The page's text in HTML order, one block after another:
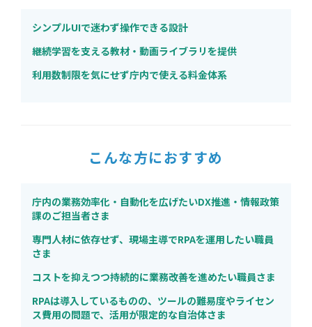
シンプルUIで迷わず操作できる設計
継続学習を支える教材・動画ライブラリを提供
利用数制限を気にせず庁内で使える料金体系
こんな方におすすめ
庁内の業務効率化・自動化を広げたいDX推進・情報政策
課のご担当者さま
専門人材に依存せず、現場主導でRPAを運用したい職員
さま
コストを抑えつつ持続的に業務改善を進めたい職員さま
RPAは導入しているものの、ツールの難易度やライセン
ス費用の問題で、活用が限定的な自治体さま